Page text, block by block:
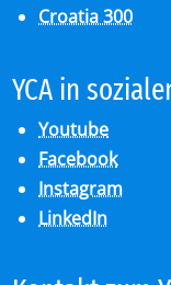
Croatia 300
YCA in
Youtube
Facebook
Instagram
LinkedIn